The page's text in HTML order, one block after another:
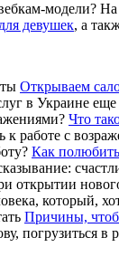
модели?
девушек, а
Открываем
в Украине еще
Что
к работе с
Как
который,
Причины,
погрузиться в